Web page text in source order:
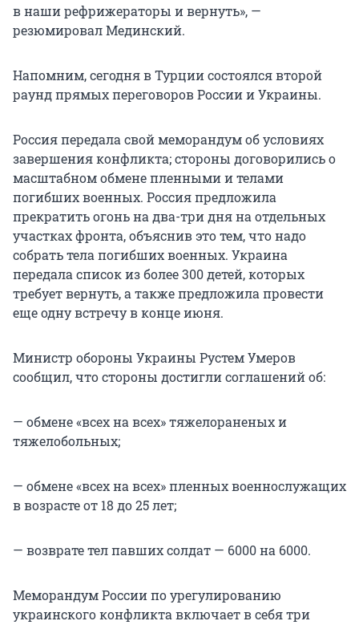
в наши рефрижераторы и вернуть», —
резюмировал Мединский.
Напомним, сегодня в Турции состоялся второй
раунд прямых переговоров России и Украины.
Россия передала свой меморандум об условиях
завершения конфликта; стороны договорились о
масштабном обмене пленными и телами
погибших военных. Россия предложила
прекратить огонь на два-три дня на отдельных
участках фронта, объяснив это тем, что надо
собрать тела погибших военных. Украина
передала список из более300 детей, которых
требует вернуть, а также предложила провести
еще одну встречу в конце июня.
Министр обороны Украины Рустем Умеров
сообщил, что стороны достигли соглашений об:
— обмене «всех на всех» тяжелораненых и
тяжелобольных;
— обмене «всех на всех» пленных военнослужащих
в возрасте от 18 до 25 лет;
— возврате тел павших солдат — 6000 на 6000.
Меморандум России по урегулированию
украинского конфликта включает в себя три